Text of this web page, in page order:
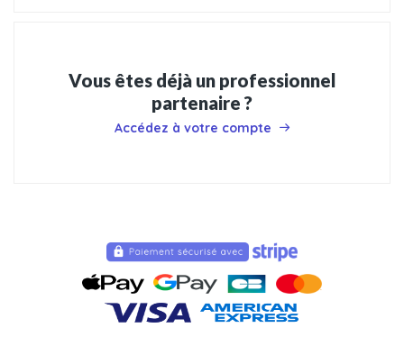
Vous êtes déjà un professionnel
partenaire ?
Accédez à votre compte